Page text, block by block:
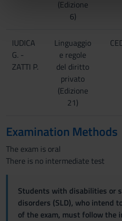
nostri partner che si occupano
pubblicità e social media, i
raccolto dal tuo utilizzo dei loro
(Edizione
6)
IUDICA
G. -
ZATTI P.
Linguaggio
e regole
del diritto
privato
(Edizione
21)
Examination Methods
The exam is oral
There is no intermediate test
Students with disabilities or
disorders (SLD), who intend
of the exam, must follow the